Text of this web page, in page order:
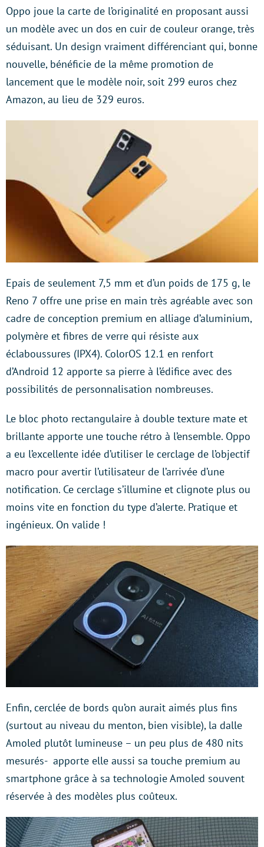
Oppo joue la carte de l’originalité en proposant aussi
un modèle avec un dos en cuir de couleur orange, très
séduisant. Un design vraiment différenciant qui, bonne
nouvelle, bénéficie de la même promotion de
lancement que le modèle noir, soit 299 euros chez
Amazon, au lieu de 329 euros.
Epais de seulement 7,5 mm et d’un poids de 175 g, le
Reno 7 offre une prise en main très agréable avec son
cadre de conception premium en alliage d’aluminium,
polymère et fibres de verre qui résiste aux
éclaboussures (IPX4). ColorOS 12.1 en renfort
d’Android 12 apporte sa pierre à l’édifice avec des
possibilités de personnalisation nombreuses.
Le bloc photo rectangulaire à double texture mate et
brillante apporte une touche rétro à l’ensemble. Oppo
a eu l’excellente idée d’utiliser le cerclage de l’objectif
macro pour avertir l’utilisateur de l’arrivée d’une
notification. Ce cerclage s’illumine et clignote plus ou
moins vite en fonction du type d’alerte. Pratique et
ingénieux. On valide !
Enfin, cerclée de bords qu’on aurait aimés plus fins
(surtout au niveau du menton, bien visible), la dalle
Amoled plutôt lumineuse – un peu plus de 480 nits
mesurés- apporte elle aussi sa touche premium au
smartphone grâce à sa technologie Amoled souvent
réservée à des modèles plus coûteux.